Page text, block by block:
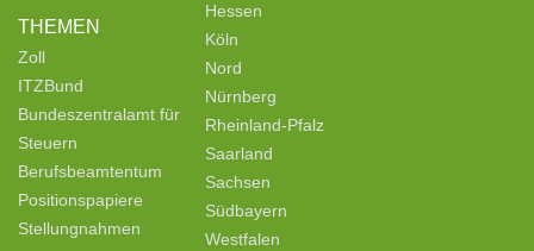
THEMEN
Zoll
ITZBund
Bundeszentralamt für
Steuern
Berufsbeamtentum
Positionspapiere
Stellungnahmen
Hessen
Köln
Nord
Nürnberg
Rheinland-Pfalz
Saarland
Sachsen
Südbayern
Westfalen